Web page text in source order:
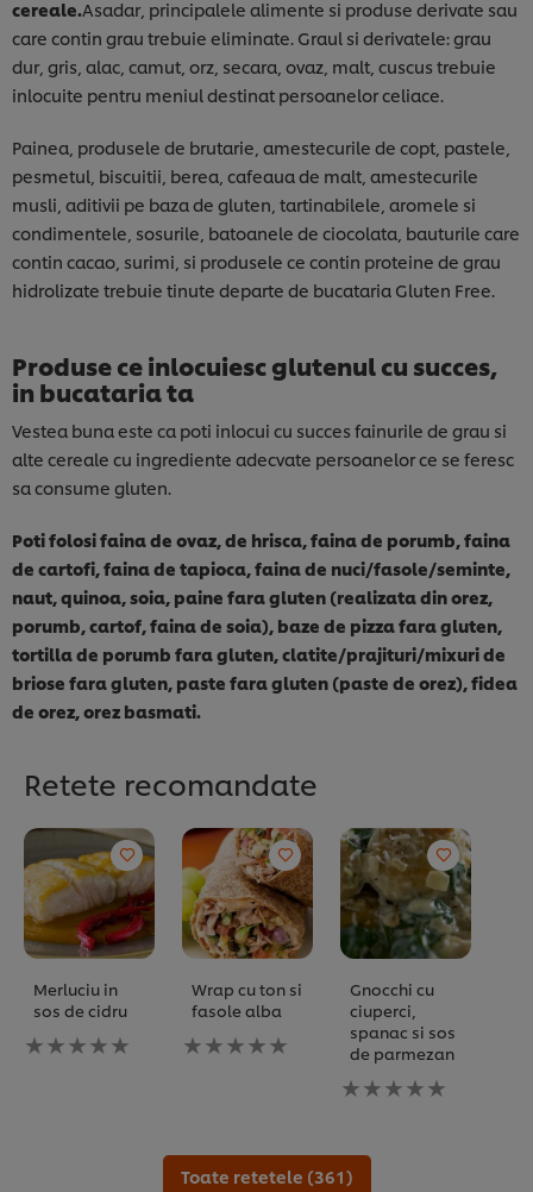
cereale.Asadar, principalele alimente si produse derivate sau
care contin grau trebuie eliminate. Graul si derivatele: grau
dur, gris, alac, camut, orz, secara, ovaz, malt, cuscus trebuie
inlocuite pentru meniul destinat persoanelor celiace.
Painea, produsele de brutarie, amestecurile de copt, pastele,
pesmetul, biscuitii, berea, cafeaua de malt, amestecurile
musli, aditivii pe baza de gluten, tartinabilele, aromele si
condimentele, sosurile, batoanele de ciocolata, bauturile care
contin cacao, surimi, si produsele ce contin proteine de grau
hidrolizate trebuie tinute departe de bucataria Gluten Free.
Produse ce inlocuiesc glutenul cu succes,
in bucataria ta
Vestea buna este ca poti inlocui cu succes fainurile de grau si
alte cereale cu ingrediente adecvate persoanelor ce se feresc
sa consume gluten.
Poti folosi faina de ovaz, de hrisca, faina de porumb, faina
de cartofi, faina de tapioca, faina de nuci/fasole/seminte,
naut, quinoa, soia, paine fara gluten (realizata din orez,
porumb, cartof, faina de soia), baze de pizza fara gluten,
tortilla de porumb fara gluten, clatite/prajituri/mixuri de
briose fara gluten, paste fara gluten (paste de orez), fidea
de orez, orez basmati.
Retete recomandate
Merluciu in
sos de cidru
Nu
au
Wrap cu ton si
fasole alba
Nu
au
acest
recipe
Gnocchi cu
ciuperci,
spanac si sos
de parmezan
Nu
au
evaluări
pentru
Toate retetele (361)